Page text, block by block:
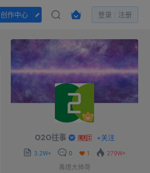
创作中心 登录 注册
O2O往事 +关注
3.2W+ 0 1
279W+
禹煊大帅哥